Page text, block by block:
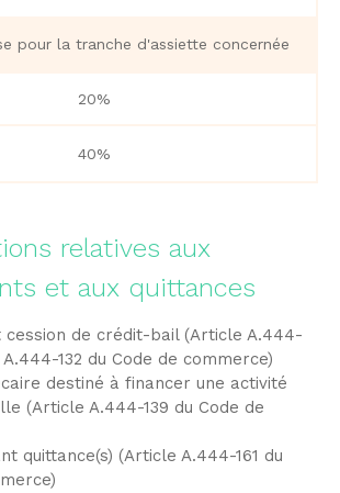
pour la tranche d'assiette concernée
20%
40%
relatives aux
et aux quittances
cession de crédit-bail (Article A.444-
132 du Code de commerce)
destiné à financer une activité
(Article A.444-139 du Code de
quittance(s) (Article A.444-161 du